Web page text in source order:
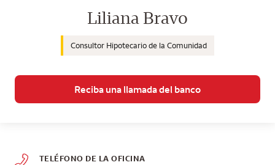
Consultor de Wells Fargo Home
Liliana Bravo
Consultor Hipotecario de la Comunidad
Reciba una llamada del banco
TELÉFONO DE LA OFICINA